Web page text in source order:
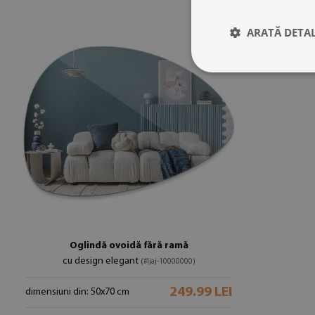
Oglindă ovoidă fără ramă
cu design elegant (#ljaj-10000000)
dimensiuni din: 50x70 cm 249.99 LEI
ARATĂ